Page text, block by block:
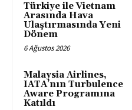
Türkiye ile Vietnam
Arasında Hava
Ulaştırmasında Yeni
Dönem
6 Ağustos 2026
Malaysia Airlines,
IATA’nın Turbulence
Aware Programına
Katıldı